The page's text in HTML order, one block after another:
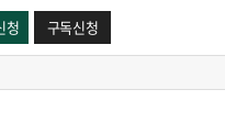
청 구독신청